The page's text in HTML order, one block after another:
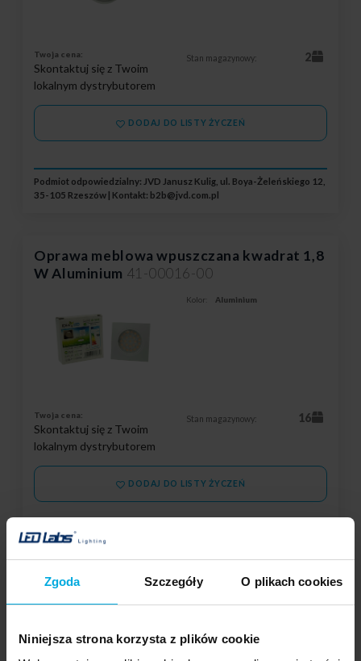
Zgoda Szczegóły O plikach cookies
Niniejsza strona korzysta z plików cookie
Twoja cena:
Skontaktuj się z Twoim
lokalnym dystrybutorem
Stan magazynowy: 2
DODAJ DO LISTY ŻYCZEŃ
Podmiot odpowiedzialny: JVD Janusz Kulig, ul. Boya-Żeleńskiego 12,
35-105 Rzeszów | Kontakt: b2b@jvd.com.pl
Oprawa meblowa wpuszczana kwadrat 1,8
W Aluminium 41-00016-00
Kolor: Aluminium
Twoja cena:
Skontaktuj się z Twoim
lokalnym dystrybutorem
Stan magazynowy: 16
DODAJ DO LISTY ŻYCZEŃ
Podmiot odpowiedzialny: Idea Led Mateusz Banasik, ul. Jana
W Biała41-00017-00